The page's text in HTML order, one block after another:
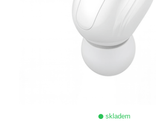
skladem